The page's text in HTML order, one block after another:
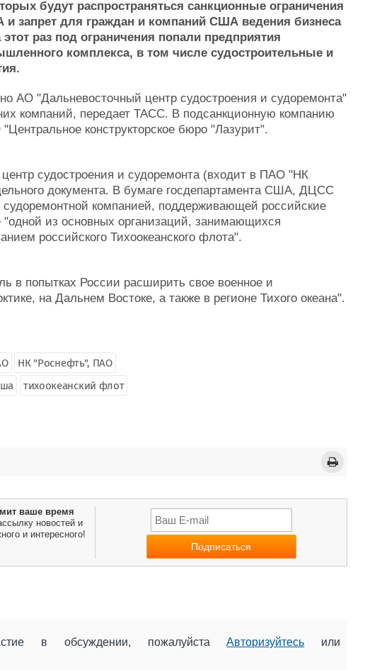
будут распространяться санкционные ограничения
и запрет для граждан и компаний США ведения бизнеса
раз под ограничения попали предприятия
комплекса, в том числе судостроительные и
АО "Дальневосточный центр судостроения и судоремонта"
компаний, передает ТАСС. В подсанкционную компанию
конструкторское бюро "Лазурит".
судостроения и судоремонта (входит в ПАО "НК
документа. В бумаге госдепартамента США, ДЦСС
судоремонтной компанией, поддерживающей российские
из основных организаций, занимающихся
российского Тихоокеанского флота".
в попытках России расширить свое военное и
на Дальнем Востоке, а также в регионе Тихого океана".
НК "Роснефть", ПАО
тихоокеанский флот
ваше время
новостей и
и интересного!
в обсуждении, пожалуйстаАвторизуйтесь или